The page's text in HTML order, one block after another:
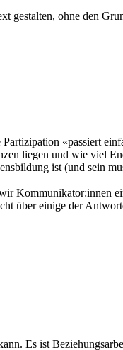
gestalten, ohne den
«passiert
liegen und wie viel
ist (und sein
Kommunikator:innen
über einige der
Es ist